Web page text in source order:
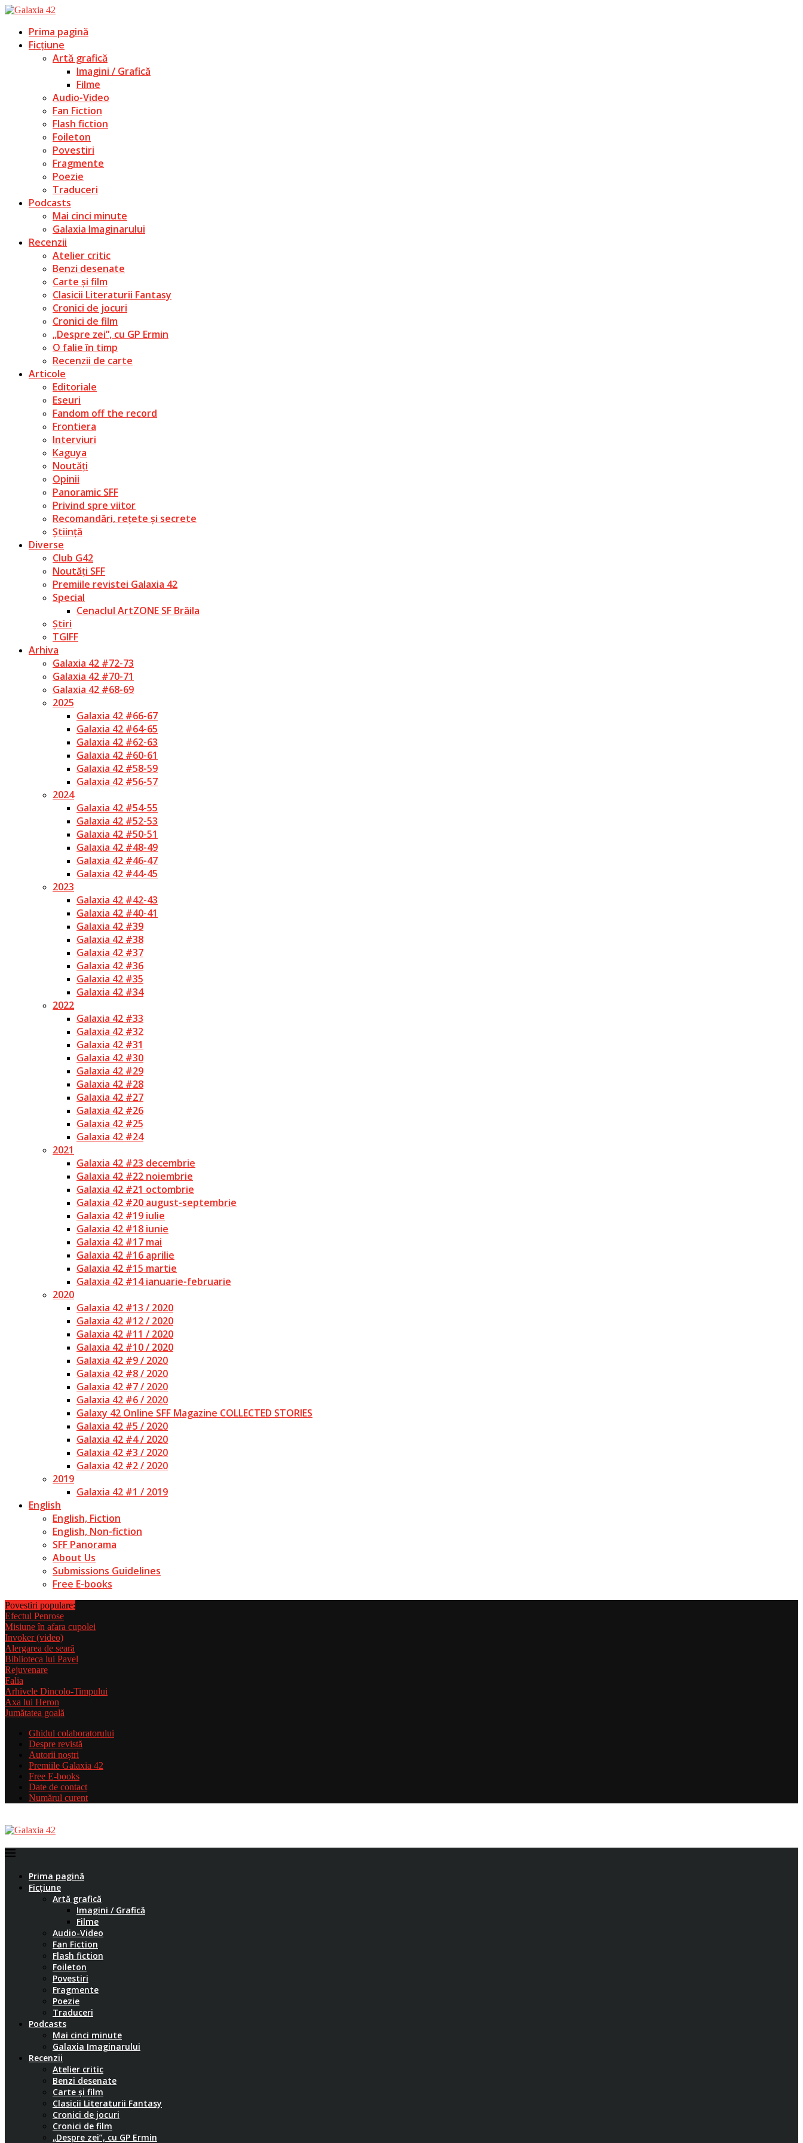
Prima pagină
Ficțiune
Artă grafică
Imagini / Grafică
Filme
Audio-Video
Fan Fiction
Flash fiction
Foileton
Povestiri
Fragmente
Poezie
Traduceri
Podcasts
Mai cinci minute
Galaxia Imaginarului
Recenzii
Atelier critic
Benzi desenate
Carte și film
Clasicii Literaturii Fantasy
Cronici de jocuri
Cronici de film
„Despre zei”, cu GP Ermin
O falie în timp
Recenzii de carte
Articole
Editoriale
Eseuri
Fandom off the record
Frontiera
Interviuri
Kaguya
Noutăți
Opinii
Panoramic SFF
Privind spre viitor
Recomandări, rețete și secrete
Știință
Diverse
Club G42
Noutăți SFF
Premiile revistei Galaxia 42
Special
Cenaclul ArtZONE SF Brăila
Știri
TGIFF
Arhiva
Galaxia 42 #72-73
Galaxia 42 #70-71
Galaxia 42 #68-69
2025
Galaxia 42 #66-67
Galaxia 42 #64-65
Galaxia 42 #62-63
Galaxia 42 #60-61
Galaxia 42 #58-59
Galaxia 42 #56-57
2024
Galaxia 42 #54-55
Galaxia 42 #52-53
Galaxia 42 #50-51
Galaxia 42 #48-49
Galaxia 42 #46-47
Galaxia 42 #44-45
2023
Galaxia 42 #42-43
Galaxia 42 #40-41
Galaxia 42 #39
Galaxia 42 #38
Galaxia 42 #37
Galaxia 42 #36
Galaxia 42 #35
Galaxia 42 #34
2022
Galaxia 42 #33
Galaxia 42 #32
Galaxia 42 #31
Galaxia 42 #30
Galaxia 42 #29
Galaxia 42 #28
Galaxia 42 #27
Galaxia 42 #26
Galaxia 42 #25
Galaxia 42 #24
2021
Galaxia 42 #23 decembrie
Galaxia 42 #22 noiembrie
Galaxia 42 #21 octombrie
Galaxia 42 #20 august-septembrie
Galaxia 42 #19 iulie
Galaxia 42 #18 iunie
Galaxia 42 #17 mai
Galaxia 42 #16 aprilie
Galaxia 42 #15 martie
Galaxia 42 #14 ianuarie-februarie
2020
Galaxia 42 #13 / 2020
Galaxia 42 #12 / 2020
Galaxia 42 #11 / 2020
Galaxia 42 #10 / 2020
Galaxia 42 #9 / 2020
Galaxia 42 #8 / 2020
Galaxia 42 #7 / 2020
Galaxia 42 #6 / 2020
Galaxy 42 Online SFF Magazine COLLECTED STORIES
Galaxia 42 #5 / 2020
Galaxia 42 #4 / 2020
Galaxia 42 #3 / 2020
Galaxia 42 #2 / 2020
2019
Galaxia 42 #1 / 2019
English
English, Fiction
English, Non-fiction
SFF Panorama
About Us
Submissions Guidelines
Free E-books
Povestiri populare:
Efectul Penrose
Misiune în afara cupolei
Invoker (video)
Alergarea de seară
Biblioteca lui Pavel
Rejuvenare
Falia
Arhivele Dincolo-Timpului
Axa lui Heron
Jumătatea goală
Ghidul colaboratorului
Despre revistă
Autorii noștri
Premiile Galaxia 42
Free E-books
Date de contact
Numărul curent
Prima pagină
Ficțiune
Artă grafică
Imagini / Grafică
Filme
Audio-Video
Fan Fiction
Flash fiction
Foileton
Povestiri
Fragmente
Poezie
Traduceri
Podcasts
Mai cinci minute
Galaxia Imaginarului
Recenzii
Atelier critic
Benzi desenate
Carte și film
Clasicii Literaturii Fantasy
Cronici de jocuri
Cronici de film
„Despre zei”, cu GP Ermin